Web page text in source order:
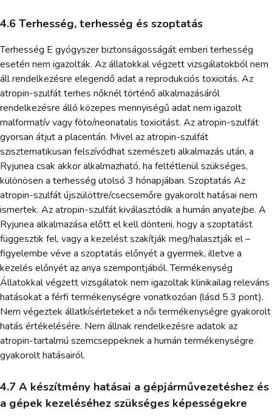
4.6 Terhesség, terhesség és szoptatás
Terhesség E gyógyszer biztonságosságát emberi terhesség
esetén nem igazolták. Az állatokkal végzett vizsgálatokból nem
áll rendelkezésre elegendő adat a reprodukciós toxicitás. Az
atropin-szulfát terhes nőknél történő alkalmazásáról
rendelkezésre álló közepes mennyiségű adat nem igazolt
malformatív vagy föto/neonatalis toxicitást. Az atropin-szulfát
gyorsan átjut a placentán. Mivel az atropin-szulfát
szisztematikusan felszívódhat szemészeti alkalmazás után, a
Ryjunea csak akkor alkalmazható, ha feltétlenül szükséges,
különösen a terhesség utolsó 3 hónapjában. Szoptatás Az
atropin-szulfát újszülöttre/csecsemőre gyakorolt hatásai nem
ismertek. Az atropin-szulfát kiválasztódik a humán anyatejbe. A
Ryjunea alkalmazása előtt el kell dönteni, hogy a szoptatást
függesztik fel, vagy a kezelést szakítják meg/halasztják el –
figyelembe véve a szoptatás előnyét a gyermek, illetve a
kezelés előnyét az anya szempontjából. Termékenység
Állatokkal végzett vizsgálatok nem igazoltak klinikailag releváns
hatásokat a férfi termékenységre vonatkozóan (lásd 5.3 pont).
Nem végeztek állatkísérleteket a női termékenységre gyakorolt
hatás értékelésére. Nem állnak rendelkezésre adatok az
atropin-tartalmú szemcseppeknek a humán termékenységre
gyakorolt hatásairól.
4.7 A készítmény hatásai a gépjárművezetéshez és
a gépek kezeléséhez szükséges képességekre